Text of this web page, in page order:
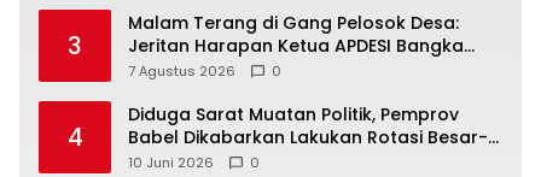
3
Malam Terang di Gang Pelosok Desa:
Jeritan Harapan Ketua APDESI Bangka
Tengah untuk PLN Babel
7 Agustus 2026 0
4
‎Diduga Sarat Muatan Politik, Pemprov
Babel Dikabarkan Lakukan Rotasi Besar-
10 Juni 2026 0